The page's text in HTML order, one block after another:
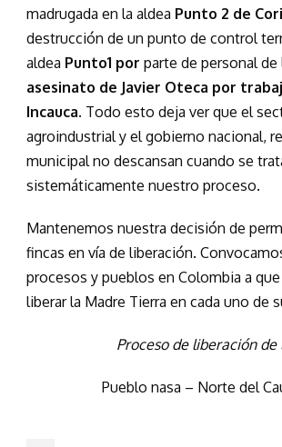
madrugada en la aldea Punto 2 de
destrucción de un punto de control
aldea Punto1 por parte de personal de
asesinato de Javier Oteca por
Incauca. Todo esto deja ver que el
agroindustrial y el gobierno nacional,
municipal no descansan cuando se
sistemáticamente nuestro proceso.
Mantenemos nuestra decisión de
fincas en vía de liberación.
procesos y pueblos en Colombia a
liberar la Madre Tierra en cada uno de
Proceso de liberación
Pueblo nasa – Norte del